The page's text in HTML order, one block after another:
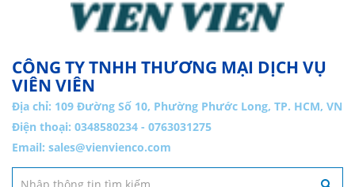
CÔNG TY TNHH THƯƠNG MẠI DỊCH VỤ
VIÊN VIÊN
Địa chỉ: 109 Đường Số 10, Phường Phước Long, TP. HCM, VN
Điện thoại: 0348580234 - 0763031275
Email: sales@vienvienco.com